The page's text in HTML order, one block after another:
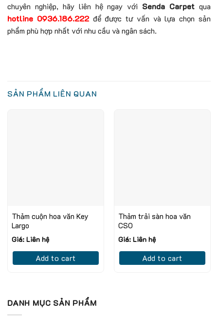
chuyên nghiệp, hãy liên hệ ngay với Senda Carpet qua
hotline 0936.186.222để được tư vấn và lựa chọn sản
phẩm phù hợp nhất với nhu cầu và ngân sách.
SẢN PHẨM LIÊN QUAN
Thảm cuộn hoa văn Key
Largo
Giá: Liên hệ
Add to cart
Thảm trải sàn hoa văn
CSO
Giá: Liên hệ
Add to cart
DANH MỤC SẢN PHẨM